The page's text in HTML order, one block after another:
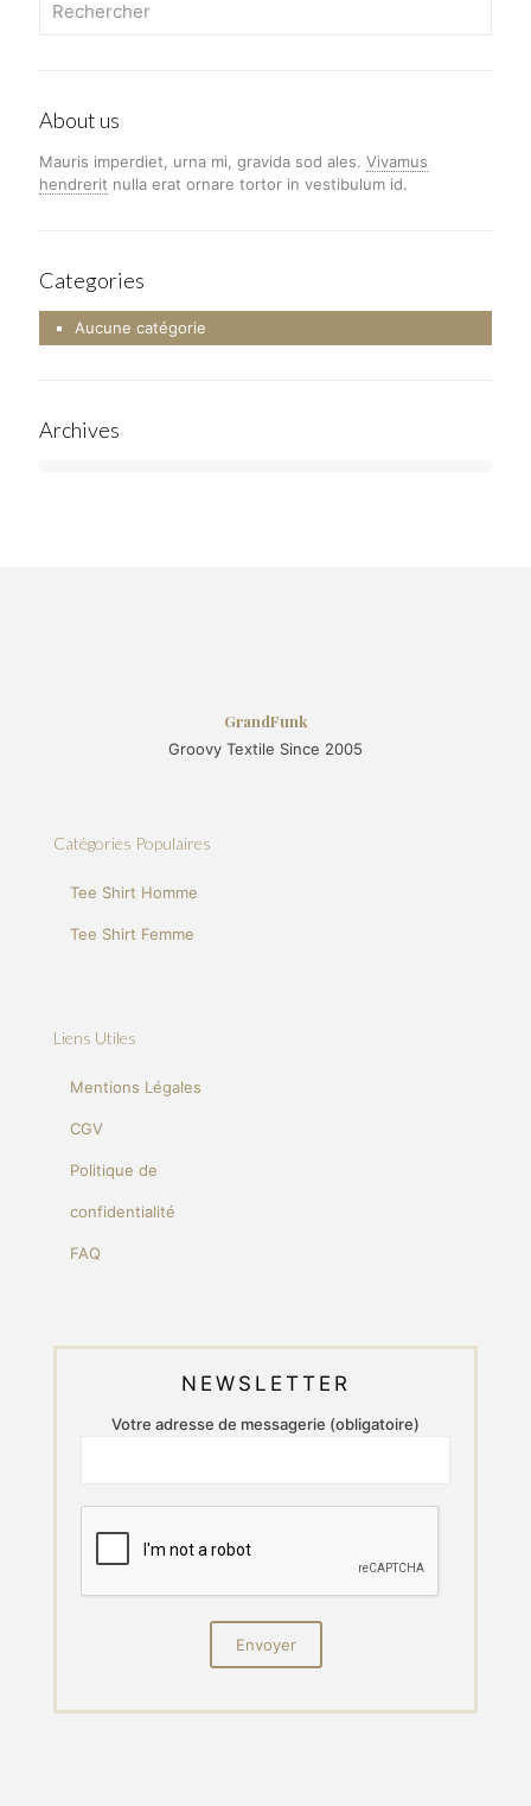
About us
Mauris imperdiet, urna mi, gravida sod ales. Vivamus
hendrerit nulla erat ornare tortor in vestibulum id.
Categories
Aucune catégorie
Archives
GrandFunk
Groovy Textile Since 2005
Catégories Populaires
Tee Shirt Homme
Tee Shirt Femme
Liens Utiles
Mentions Légales
CGV
Politique de
confidentialité
FAQ
NEWSLETTER
Votre adresse de messagerie (obligatoire)